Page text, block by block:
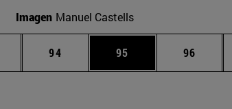
Imagen Manuel Castells
Páginas intermedias Use TAB para desplazarse.
Página
94 Página
95 Página
96